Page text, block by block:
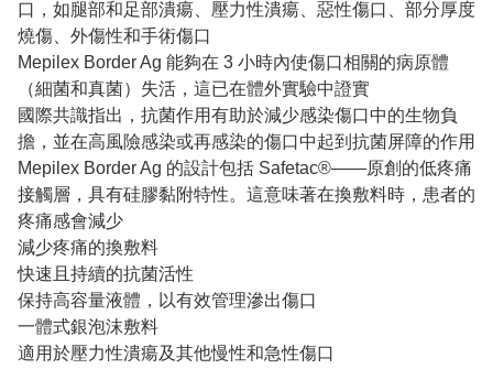
口，如腿部和足部潰瘍、壓力性潰瘍、惡性傷口、部分厚度
燒傷、外傷性和手術傷口
Mepilex Border Ag 能夠在 3 小時內使傷口相關的病原體
（細菌和真菌）失活，這已在體外實驗中證實
國際共識指出，抗菌作用有助於減少感染傷口中的生物負
擔，並在高風險感染或再感染的傷口中起到抗菌屏障的作用
Mepilex Border Ag 的設計包括 Safetac®——原創的低疼痛
接觸層，具有硅膠黏附特性。這意味著在換敷料時，患者的
疼痛感會減少
減少疼痛的換敷料
快速且持續的抗菌活性
保持高容量液體，以有效管理滲出傷口
一體式銀泡沫敷料
適用於壓力性潰瘍及其他慢性和急性傷口